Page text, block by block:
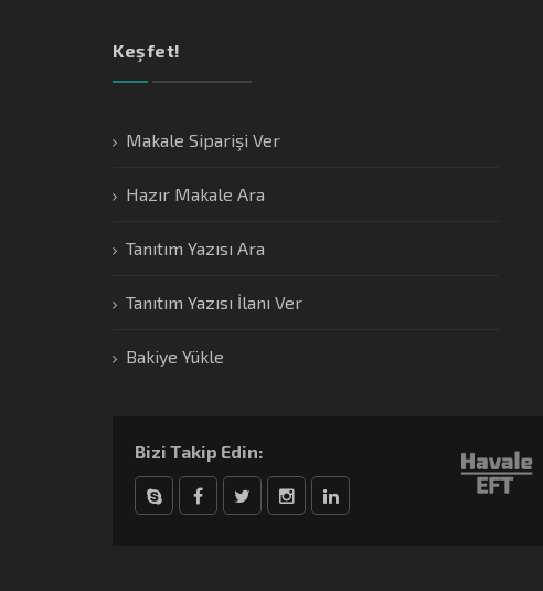
Keşfet!
Makale Siparişi Ver
Hazır Makale Ara
Tanıtım Yazısı Ara
Tanıtım Yazısı İlanı Ver
Bakiye Yükle
Bizi Takip Edin: